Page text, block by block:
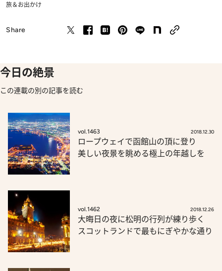
旅＆お出かけ
Share
今日の絶景
この連載の別の記事を読む
vol.1463 2018.12.30
ロープウェイで函館山の頂に登り
美しい夜景を眺める極上の年越しを
vol.1462 2018.12.26
大晦日の夜に松明の行列が練り歩く
スコットランドで最もにぎやかな通り